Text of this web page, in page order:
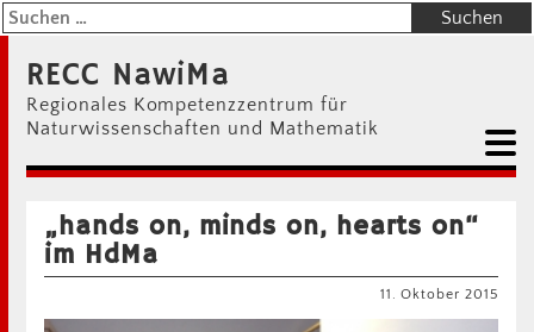
RECC NawiMa
Regionales Kompetenzzentrum für
Naturwissenschaften und Mathematik
„hands on, minds on, hearts on“
im HdMa
11. Oktober 2015